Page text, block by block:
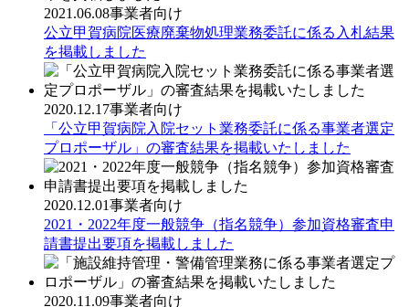
2021.06.08事業者向け
公立甲賀病院医療廃棄物処理業務委託に係る入札結果
を掲載しました
2020.12.17事業者向け
「公立甲賀病院入院セット業務委託に係る事業者選定
プロポーザル」の審査結果を掲載いたしました
2020.12.01事業者向け
2021・2022年度一般競争（指名競争）参加資格審査申
請書提出要項を掲載しました
2020.11.09事業者向け